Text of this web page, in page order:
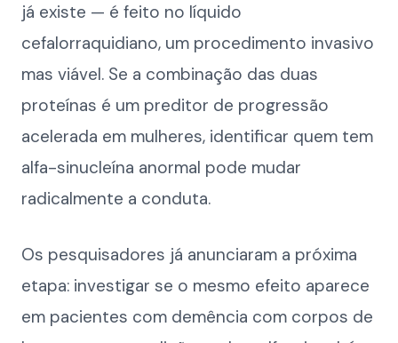
já existe — é feito no líquido
cefalorraquidiano, um procedimento invasivo
mas viável. Se a combinação das duas
proteínas é um preditor de progressão
acelerada em mulheres, identificar quem tem
alfa-sinucleína anormal pode mudar
radicalmente a conduta.
Os pesquisadores já anunciaram a próxima
etapa: investigar se o mesmo efeito aparece
em pacientes com demência com corpos de